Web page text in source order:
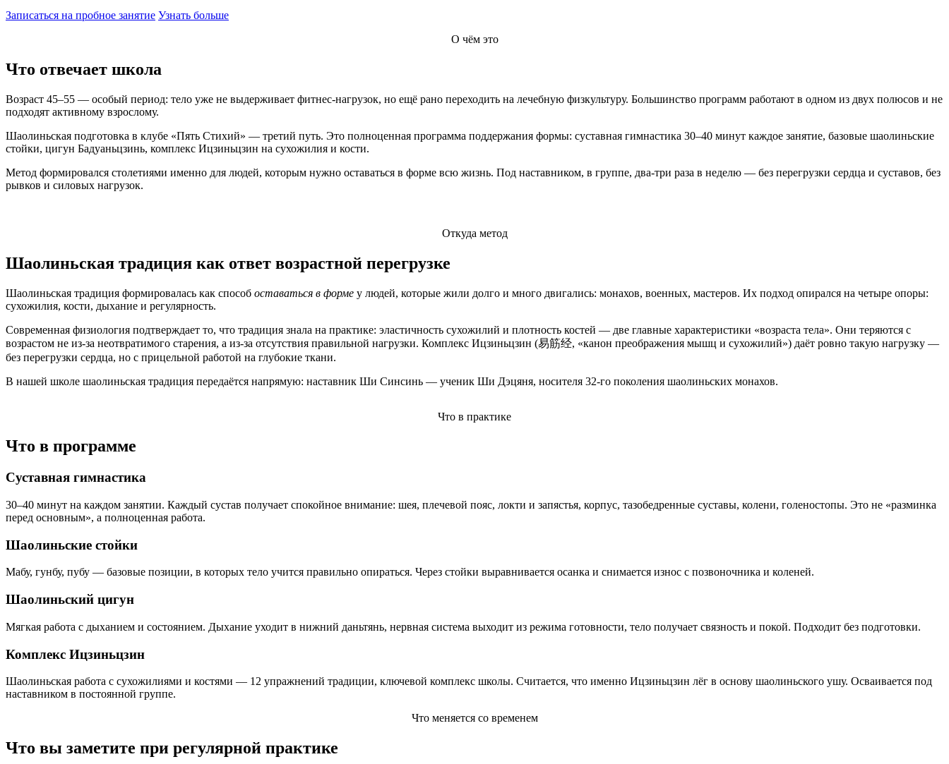
Записаться на пробное занятие Узнать больше
О чём это
Что отвечает школа
Возраст 45–55 — особый период: тело уже не выдерживает фитнес-нагрузок, но ещё рано переходить на лечебную физкультуру. Большинство программ работают в одном из двух полюсов и не
подходят активному взрослому.
Шаолиньская подготовка в клубе «Пять Стихий» — третий путь. Это полноценная программа поддержания формы: суставная гимнастика 30–40 минут каждое занятие, базовые шаолиньские
стойки, цигун Бадуаньцзинь, комплекс Ицзиньцзин на сухожилия и кости.
Метод формировался столетиями именно для людей, которым нужно оставаться в форме всю жизнь. Под наставником, в группе, два-три раза в неделю — без перегрузки сердца и суставов, без
рывков и силовых нагрузок.
Откуда метод
Шаолиньская традиция как ответ возрастной перегрузке
Шаолиньская традиция формировалась как способ оставаться в форме у людей, которые жили долго и много двигались: монахов, военных, мастеров. Их подход опирался на четыре опоры:
сухожилия, кости, дыхание и регулярность.
Современная физиология подтверждает то, что традиция знала на практике: эластичность сухожилий и плотность костей — две главные характеристики «возраста тела». Они теряются с
возрастом не из-за неотвратимого старения, а из-за отсутствия правильной нагрузки. Комплекс Ицзиньцзин (易筋经, «канон преображения мышц и сухожилий») даёт ровно такую нагрузку —
без перегрузки сердца, но с прицельной работой на глубокие ткани.
В нашей школе шаолиньская традиция передаётся напрямую: наставник Ши Синсинь — ученик Ши Дэцяня, носителя 32-го поколения шаолиньских монахов.
Что в практике
Что в программе
Суставная гимнастика
30–40 минут на каждом занятии. Каждый сустав получает спокойное внимание: шея, плечевой пояс, локти и запястья, корпус, тазобедренные суставы, колени, голеностопы. Это не «разминка
перед основным», а полноценная работа.
Шаолиньские стойки
Мабу, гунбу, пубу — базовые позиции, в которых тело учится правильно опираться. Через стойки выравнивается осанка и снимается износ с позвоночника и коленей.
Шаолиньский цигун
Мягкая работа с дыханием и состоянием. Дыхание уходит в нижний даньтянь, нервная система выходит из режима готовности, тело получает связность и покой. Подходит без подготовки.
Комплекс Ицзиньцзин
Шаолиньская работа с сухожилиями и костями — 12 упражнений традиции, ключевой комплекс школы. Считается, что именно Ицзиньцзин лёг в основу шаолиньского ушу. Осваивается под
наставником в постоянной группе.
Что меняется со временем
Что вы заметите при регулярной практике